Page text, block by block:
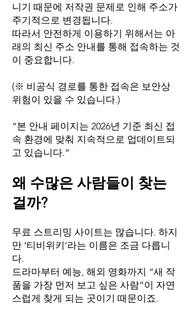
니기 때문에 저작권 문제로 인해 주소가
주기적으로 변경됩니다.
따라서 안전하게 이용하기 위해서는 아
래의 최신 주소 안내를 통해 접속하는 것
이 중요합니다.
(※ 비공식 경로를 통한 접속은 보안상
위험이 있을 수 있습니다.)
“본 안내 페이지는 2026년 기준 최신 접
속 환경에 맞춰 지속적으로 업데이트되
고 있습니다.”
왜 수많은 사람들이 찾는
걸까?
무료 스트리밍 사이트는 많습니다. 하지
만 ‘티비위키’라는 이름은 조금 다릅니
다.
드라마부터 예능, 해외 영화까지 “새 작
품을 가장 먼저 보고 싶은 사람”이 자연
스럽게 찾게 되는 곳이기 때문이죠.